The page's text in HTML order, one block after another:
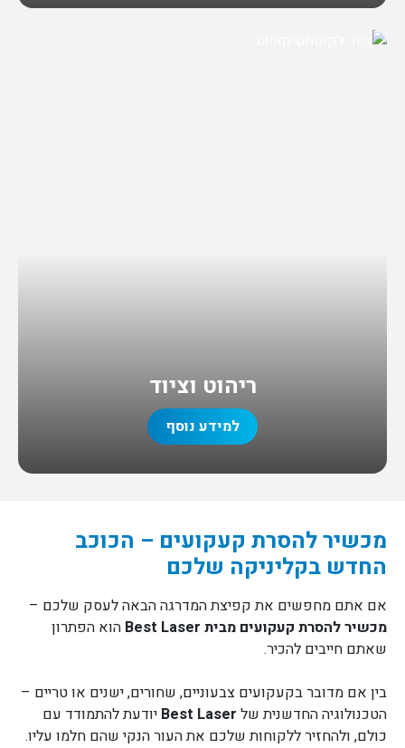
ריהוט וציוד
למידע נוסף
מכשיר להסרת קעקועים – הכוכב
החדש בקליניקה שלכם
אם אתם מחפשים את קפיצת המדרגה הבאה לעסק שלכם –
מכשיר להסרת קעקועים מבית Best Laser
הוא הפתרון
שאתם חייבים להכיר.
בין אם מדובר בקעקועים צבעוניים, שחורים, ישנים או טריים –
הטכנולוגיה החדשנית של Best Laser יודעת להתמודד עם
כולם, ולהחזיר ללקוחות שלכם את העור הנקי שהם חלמו עליו.